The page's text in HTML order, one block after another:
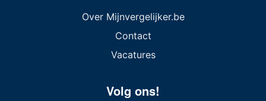
Over Mijnvergelijker.be
Contact
Vacatures
Volg ons!